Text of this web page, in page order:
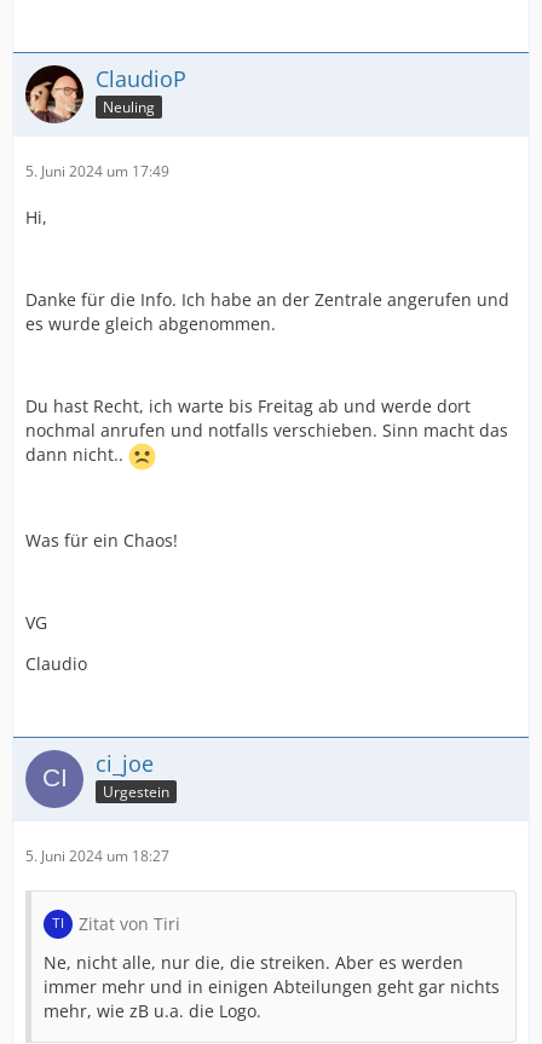
ClaudioP
Neuling
5. Juni 2024 um 17:49
Hi,
Danke für die Info. Ich habe an der Zentrale angerufen und
es wurde gleich abgenommen.
Du hast Recht, ich warte bis Freitag ab und werde dort
nochmal anrufen und notfalls verschieben. Sinn macht das
dann nicht..
Was für ein Chaos!
VG
Claudio
ci_joe
Urgestein
5. Juni 2024 um 18:27
Zitat von Tiri
Ne, nicht alle, nur die, die streiken. Aber es werden
immer mehr und in einigen Abteilungen geht gar nichts
mehr, wie zB u.a. die Logo.